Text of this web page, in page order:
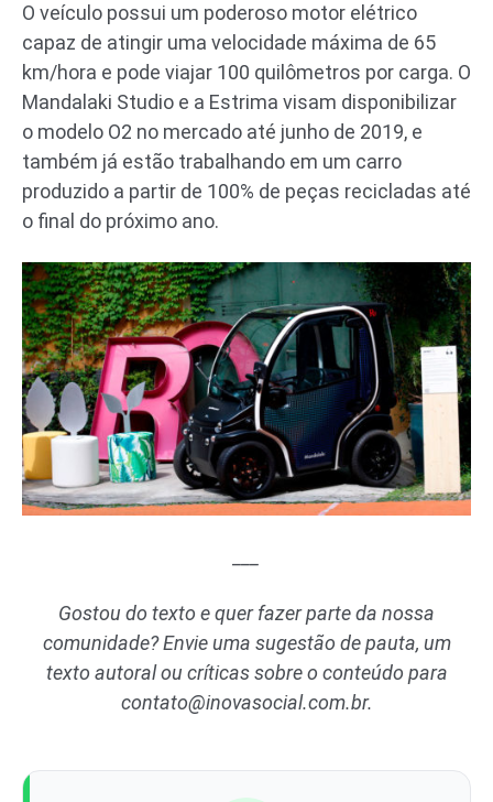
O veículo possui um poderoso motor elétrico
capaz de atingir uma velocidade máxima de 65
km/hora e pode viajar 100 quilômetros por carga. O
Mandalaki Studio e a Estrima visam disponibilizar
o modelo O2 no mercado até junho de 2019, e
também já estão trabalhando em um carro
produzido a partir de 100% de peças recicladas até
o final do próximo ano.
Gostou do texto e quer fazer parte da nossa
comunidade? Envie uma sugestão de pauta, um
texto autoral ou críticas sobre o conteúdo para
contato@inovasocial.com.br.